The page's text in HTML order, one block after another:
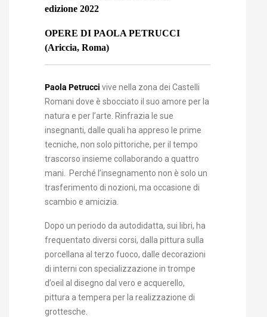
edizione 2022
OPERE DI PAOLA PETRUCCI
(Ariccia, Roma)
Paola Petrucci vive nella zona dei Castelli
Romani dove è sbocciato il suo amore per la
natura e per l’arte. Rinfrazia le sue
insegnanti, dalle quali ha appreso le prime
tecniche, non solo pittoriche, per il tempo
trascorso insieme collaborando a quattro
mani. Perché l’insegnamento non è solo un
trasferimento di nozioni, ma occasione di
scambio e amicizia.
Dopo un periodo da autodidatta, sui libri, ha
frequentato diversi corsi, dalla pittura sulla
porcellana al terzo fuoco, dalle decorazioni
di interni con specializzazione in trompe
d’oeil al disegno dal vero e acquerello,
pittura a tempera per la realizzazione di
grottesche.